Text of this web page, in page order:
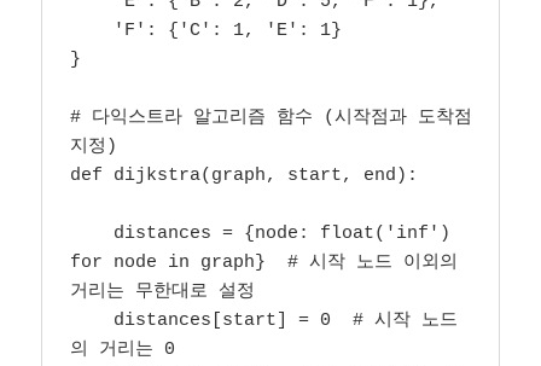
}
# 다익스트라 알고리즘 함수 (시작점과 도착점
지정)
def dijkstra(graph, start, end):
for node in graph}  # 시작 노드 이외의
거리는 무한대로 설정
의 거리는 0